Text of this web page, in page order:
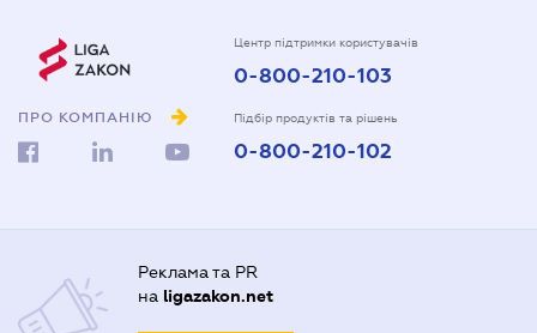
ПРО КОМПАНІЮ
Центр підтримки користувачів
0-800-210-103
Підбір продуктів та рішень
0-800-210-102
Реклама та PR
на ligazakon.net